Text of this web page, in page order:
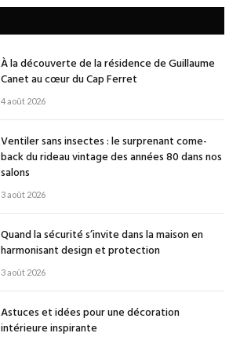
À la découverte de la résidence de Guillaume
Canet au cœur du Cap Ferret
4 août 2026
Ventiler sans insectes : le surprenant come-
back du rideau vintage des années 80 dans nos
salons
3 août 2026
Quand la sécurité s’invite dans la maison en
harmonisant design et protection
3 août 2026
Astuces et idées pour une décoration
intérieure inspirante